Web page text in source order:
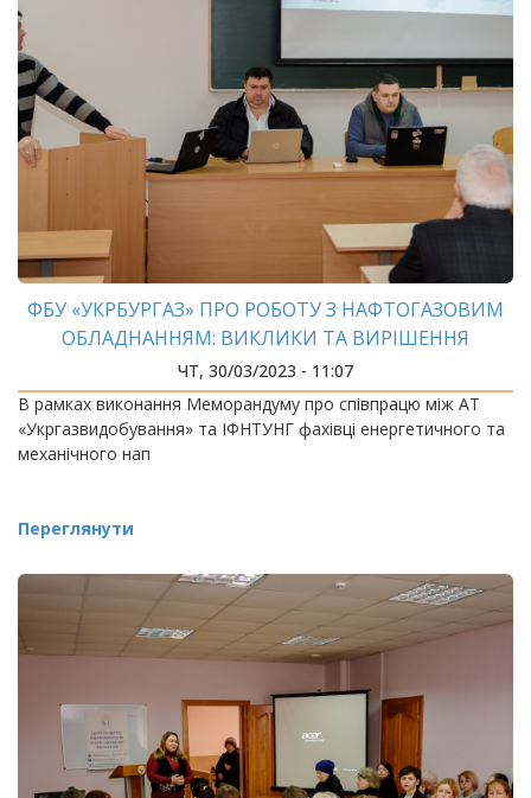
ФБУ «УКРБУРГАЗ» ПРО РОБОТУ З НАФТОГАЗОВИМ
ОБЛАДНАННЯМ: ВИКЛИКИ ТА ВИРІШЕННЯ
ПРОБЛЕМ
ЧТ, 30/03/2023 - 11:07
В рамках виконання Меморандуму про співпрацю між АТ
«Укргазвидобування» та ІФНТУНГ фахівці енергетичного та
механічного нап
Переглянути